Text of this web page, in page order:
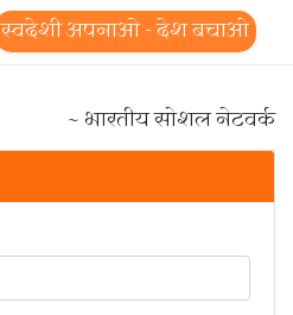
स्वदेशी अपनाओ - देश बचाओ
~ भारतीय सोशल नेटवर्क